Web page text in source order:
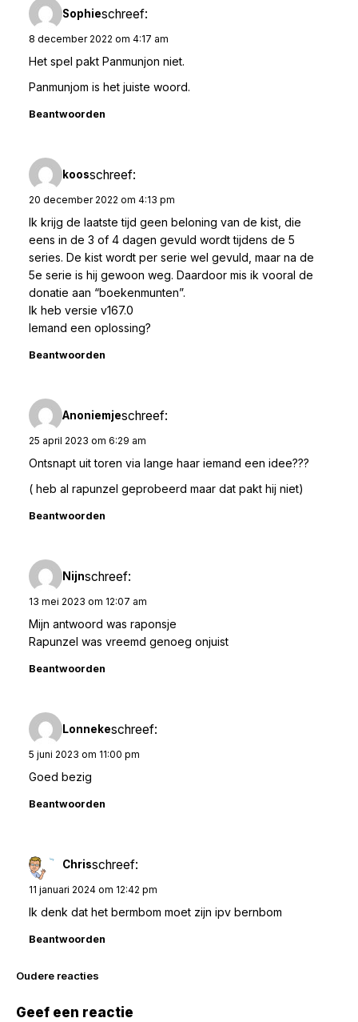
Sophieschreef:
8 december 2022 om 4:17 am
Het spel pakt Panmunjon niet.
Panmunjom is het juiste woord.
Beantwoorden
koosschreef:
20 december 2022 om 4:13 pm
Ik krijg de laatste tijd geen beloning van de kist, die
eens in de 3 of 4 dagen gevuld wordt tijdens de 5
series. De kist wordt per serie wel gevuld, maar na de
5e serie is hij gewoon weg. Daardoor mis ik vooral de
donatie aan “boekenmunten”.
Ik heb versie v167.0
Iemand een oplossing?
Beantwoorden
Anoniemjeschreef:
25 april 2023 om 6:29 am
Ontsnapt uit toren via lange haar iemand een idee???
( heb al rapunzel geprobeerd maar dat pakt hij niet)
Beantwoorden
Nijnschreef:
13 mei 2023 om 12:07 am
Mijn antwoord was raponsje
Rapunzel was vreemd genoeg onjuist
Beantwoorden
Lonnekeschreef:
5 juni 2023 om 11:00 pm
Goed bezig
Beantwoorden
Chrisschreef:
11 januari 2024 om 12:42 pm
Ik denk dat het bermbom moet zijn ipv bernbom
Beantwoorden
Reacties
navigatie
Oudere reacties
Geef een reactie